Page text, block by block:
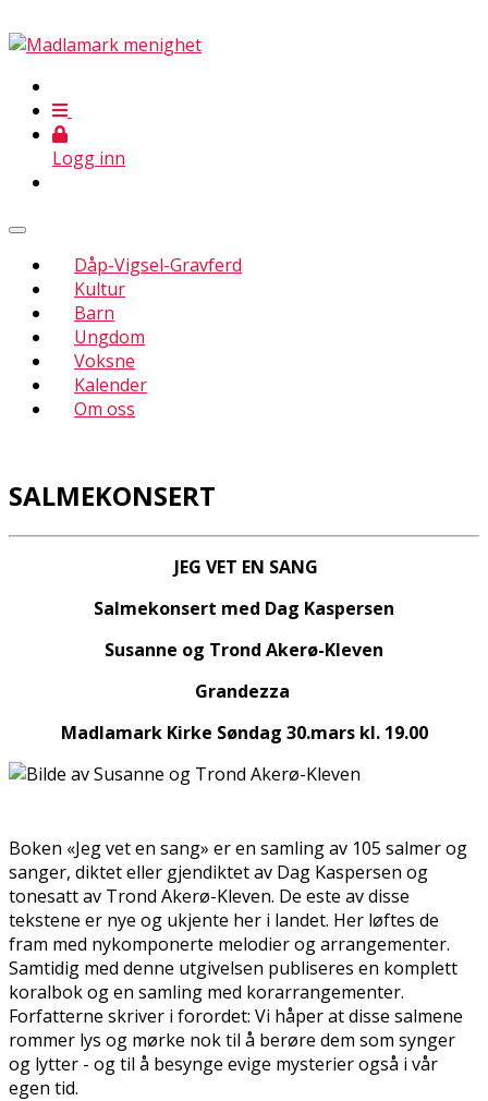
Logg inn
Dåp-Vigsel-Gravferd
Kultur
Barn
Ungdom
Voksne
Kalender
Om oss
SALMEKONSERT
JEG VET EN SANG
Salmekonsert med Dag Kaspersen
Susanne og Trond Akerø-Kleven
Grandezza
Madlamark Kirke Søndag 30.mars kl. 19.00
Boken «Jeg vet en sang» er en samling av 105 salmer og
sanger, diktet eller gjendiktet av Dag Kaspersen og
tonesatt av Trond Akerø-Kleven. De fleste av disse
tekstene er nye og ukjente her i landet. Her løftes de
fram med nykomponerte melodier og arrangementer.
Samtidig med denne utgivelsen publiseres en komplett
koralbok og en samling med korarrangementer.
Forfatterne skriver i forordet: Vi håper at disse salmene
rommer lys og mørke nok til å berøre dem som synger
og lytter - og til å besynge evige mysterier også i vår
egen tid.